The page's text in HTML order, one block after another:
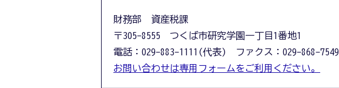
財務部 資産税課
〒305-8555 つくば市研究学園一丁目1番地1
電話：029-883-1111(代表) ファクス：029-868-7549
お問い合わせは専用フォームをご利用ください。